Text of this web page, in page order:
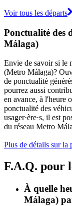
Voir tous les départs
Ponctualité des
Málaga)
Envie de savoir si le
(Metro Málaga)?
de ponctualité
pourrez aussi
en avance, à l'heure
ponctualité des
usager·ère·s, il est
du réseau Metro
Plus de détails sur la
F.A.Q. pour
À quelle
Málaga)